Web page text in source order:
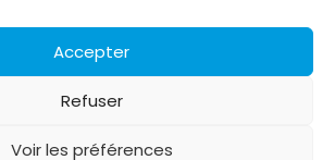
Accepter
Refuser
Voir les préférences